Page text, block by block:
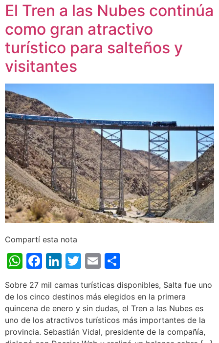
El Tren a las Nubes continúa
como gran atractivo
turístico para salteños y
visitantes
Compartí esta nota
WhatsApp
Facebook
LinkedIn
Twitter
Email
Sobre 27 mil camas turísticas disponibles, Salta fue uno
de los cinco destinos más elegidos en la primera
quincena de enero y sin dudas, el Tren a las Nubes es
uno de los atractivos turísticos más importantes de la
provincia. Sebastián Vidal, presidente de la compañía,